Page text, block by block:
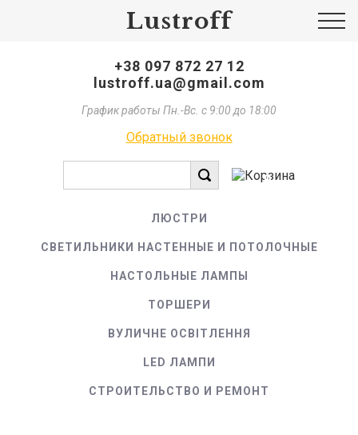
Lustroff
+38 097 872 27 12
lustroff.ua@gmail.com
График работы Пн.-Вс. с 9:00 до 18:00
Обратный звонок
0
ЛЮСТРИ
СВЕТИЛЬНИКИ НАСТЕННЫЕ И ПОТОЛОЧНЫЕ
НАСТОЛЬНЫЕ ЛАМПЫ
ТОРШЕРИ
ВУЛИЧНЕ ОСВІТЛЕННЯ
LED ЛАМПИ
СТРОИТЕЛЬСТВО И РЕМОНТ